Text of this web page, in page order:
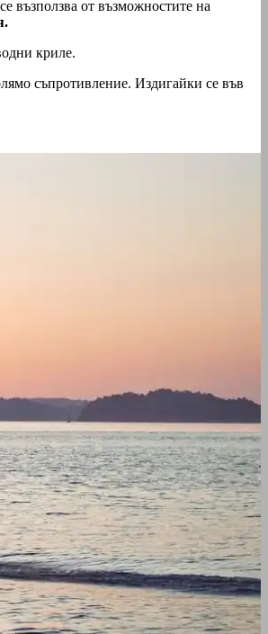
възползва от възможностите на
криле.
съпротивление. Издигайки се във